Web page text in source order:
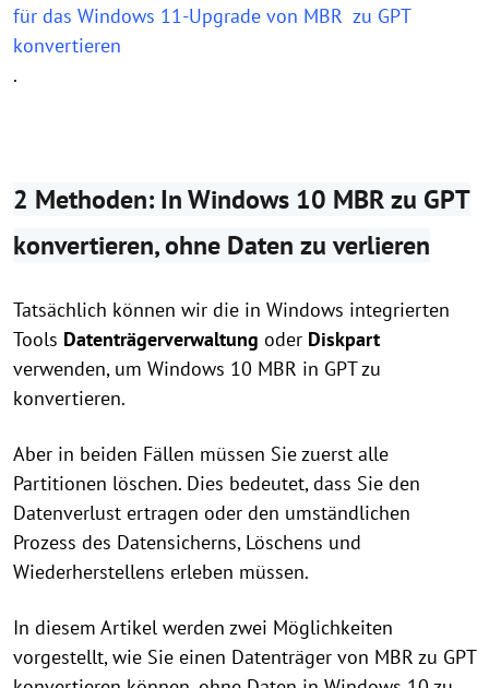
für das Windows 11-Upgrade von MBR zu GPT
konvertieren
.
2 Methoden: In Windows 10 MBR zu GPT
konvertieren, ohne Daten zu verlieren
Tatsächlich können wir die in Windows integrierten
Tools Datenträgerverwaltung oder Diskpart
verwenden, um Windows 10 MBR in GPT zu
konvertieren.
Aber in beiden Fällen müssen Sie zuerst alle
Partitionen löschen. Dies bedeutet, dass Sie den
Datenverlust ertragen oder den umständlichen
Prozess des Datensicherns, Löschens und
Wiederherstellens erleben müssen.
In diesem Artikel werden zwei Möglichkeiten
vorgestellt, wie Sie einen Datenträger von MBR zu GPT